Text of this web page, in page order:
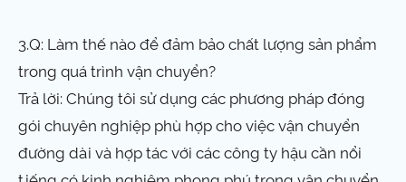
3.Q: Làm thế nào để đảm bảo chất lượng sản phẩm
trong quá trình vận chuyển?
Trả lời: Chúng tôi sử dụng các phương pháp đóng
gói chuyên nghiệp phù hợp cho việc vận chuyển
đường dài và hợp tác với các công ty hậu cần nổi